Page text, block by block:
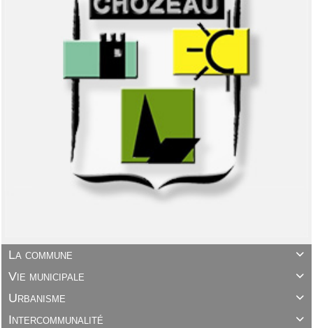

La commune

Vie municipale

Urbanisme

Intercommunalité